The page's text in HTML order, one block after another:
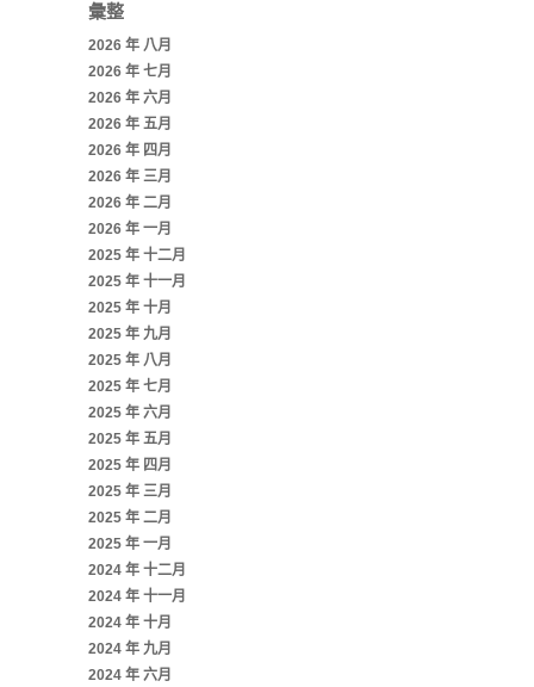
彙整
2026 年 八月
2026 年 七月
2026 年 六月
2026 年 五月
2026 年 四月
2026 年 三月
2026 年 二月
2026 年 一月
2025 年 十二月
2025 年 十一月
2025 年 十月
2025 年 九月
2025 年 八月
2025 年 七月
2025 年 六月
2025 年 五月
2025 年 四月
2025 年 三月
2025 年 二月
2025 年 一月
2024 年 十二月
2024 年 十一月
2024 年 十月
2024 年 九月
2024 年 六月